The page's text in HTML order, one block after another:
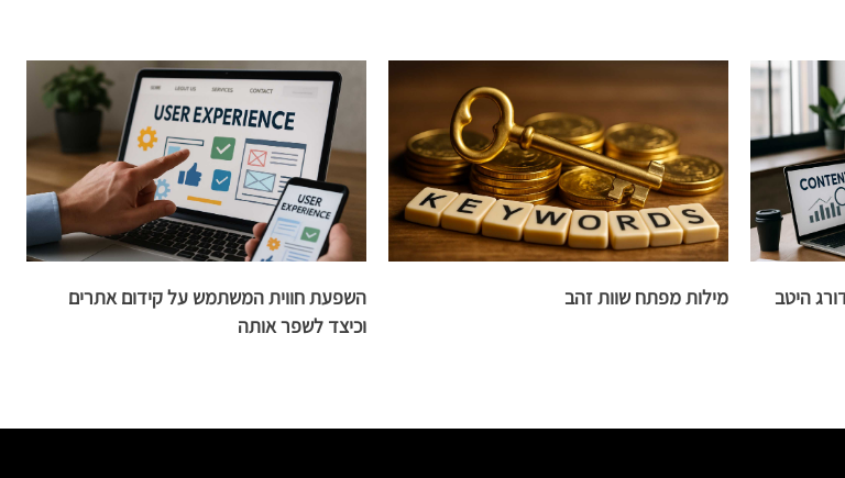
היטב
מילות מפתח שוות זהב
השפעת חווית המשתמש על קידום אתרים
וכיצד לשפר אותה